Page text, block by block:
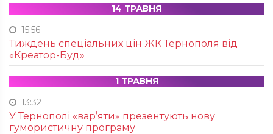
14 ТРАВНЯ
15:56
Тиждень спеціальних цін ЖК Тернополя від
«Креатор-Буд»
1 ТРАВНЯ
13:32
У Тернополі «вар’яти» презентують нову
гумористичну програму